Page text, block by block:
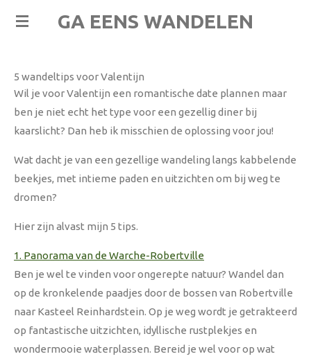
Ga
de
hoofdinhoud
GA EENS WANDELEN
5 wandeltips voor Valentijn
Wil je voor Valentijn een romantische date plannen maar
ben je niet echt het type voor een gezellig diner bij
kaarslicht? Dan heb ik misschien de oplossing voor jou!
Wat dacht je van een gezellige wandeling langs kabbelende
beekjes, met intieme paden en uitzichten om bij weg te
dromen?
Hier zijn alvast mijn 5 tips.
1. Panorama van de Warche-Robertville
Ben je wel te vinden voor ongerepte natuur? Wandel dan
op de kronkelende paadjes door de bossen van Robertville
naar Kasteel Reinhardstein. Op je weg wordt je getrakteerd
op fantastische uitzichten, idyllische rustplekjes en
wondermooie waterplassen. Bereid je wel voor op wat